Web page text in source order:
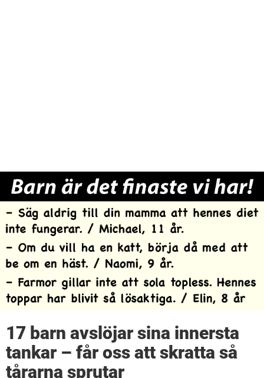
17 barn avslöjar sina innersta
tankar – får oss att skratta så
tårarna sprutar